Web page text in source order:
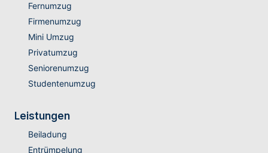
Fernumzug
Firmenumzug
Mini Umzug
Privatumzug
Seniorenumzug
Studentenumzug
Leistungen
Beiladung
Entrümpelung